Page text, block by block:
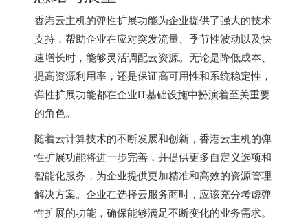
香港云主机的弹性扩展功能为企业提供了强大的技术
支持，帮助企业在应对突发流量、季节性波动以及快
速增长时，能够灵活调配云资源。无论是降低成本、
提高资源利用率，还是保证高可用性和系统稳定性，
弹性扩展功能都在企业IT基础设施中扮演着至关重要
的角色。
随着云计算技术的不断发展和创新，香港云主机的弹
性扩展功能将进一步完善，并提供更多自定义选项和
智能化服务，为企业提供更加精准和高效的资源管理
解决方案。企业在选择云服务商时，应该充分考虑弹
性扩展的功能，确保能够满足不断变化的业务需求。